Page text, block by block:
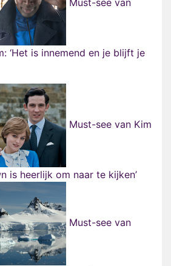
Must-see van
‘Het is innemend en je blijft je
Must-see van Kim
is heerlijk om naar te kijken’
Must-see van